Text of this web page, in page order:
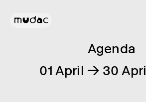
Agenda
01 April → 30